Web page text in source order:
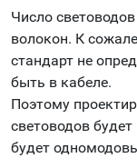
Число
волокон. К
стандарт не
быть в кабеле.
Поэтому
световодов
будет